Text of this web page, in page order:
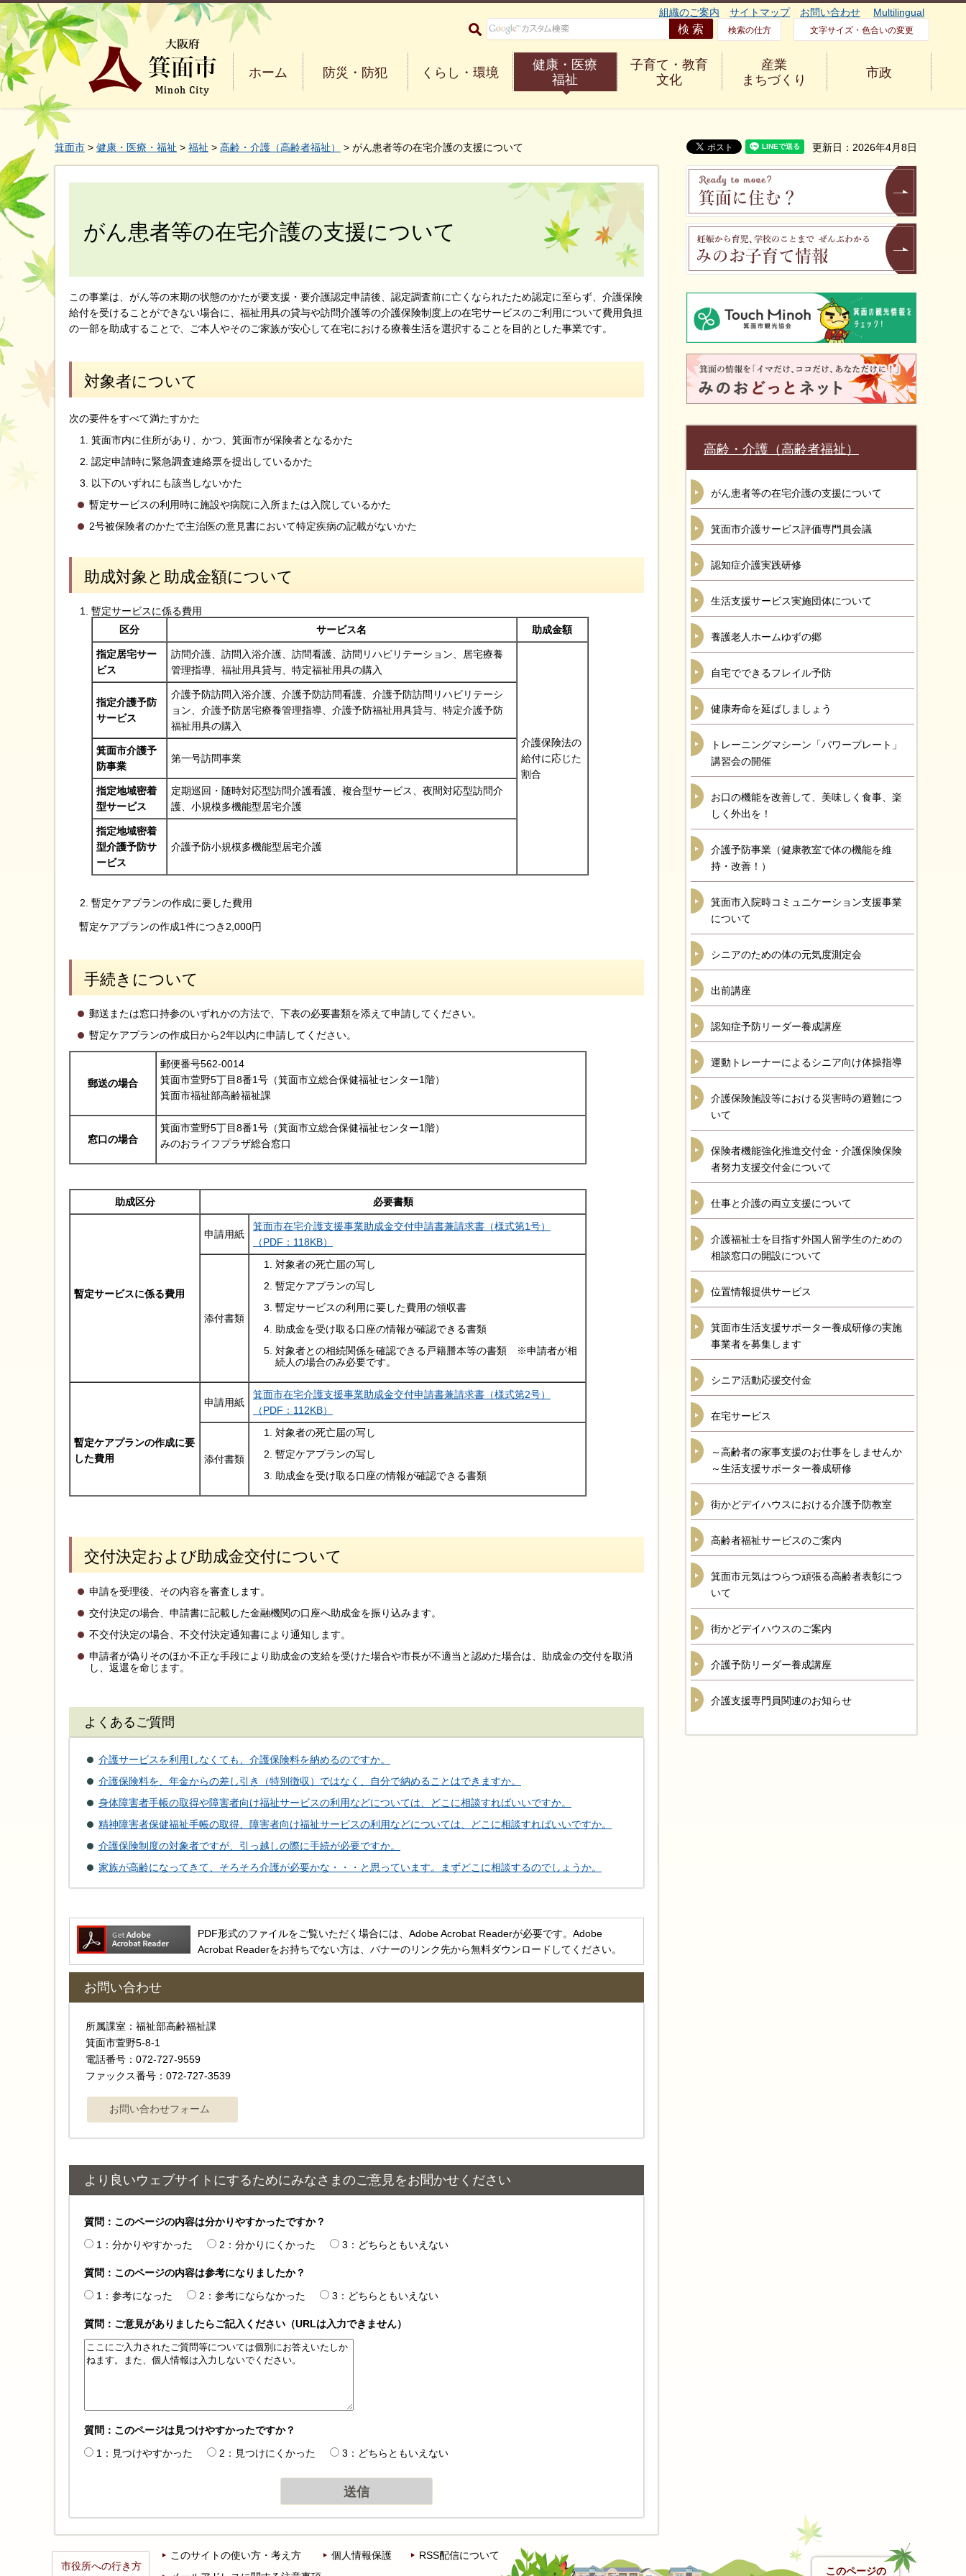
大阪府箕面市 Minoh City
組織のご案内 サイトマップ お問い合わせ Multilingual
検索の仕方 文字サイズ・色合いの変更
ホーム 防災・防犯 くらし・環境
健康・医療
福祉
子育て・教育
文化
産業
まちづくり
市政
箕面市 > 健康・医療・福祉 > 福祉 > 高齢・介護（高齢者福祉） > がん患者等の在宅介護の支援について 更新日：2026年4月8日
がん患者等の在宅介護の支援について
この事業は、がん等の末期の状態のかたが要支援・要介護認定申請後、認定調査前に亡くなられたため認定に至らず、介護保険
給付を受けることができない場合に、福祉用具の貸与や訪問介護等の介護保険制度上の在宅サービスのご利用について費用負担
の一部を助成することで、ご本人やそのご家族が安心して在宅における療養生活を選択することを目的とした事業です。
対象者について
次の要件をすべて満たすかた
箕面市内に住所があり、かつ、箕面市が保険者となるかた
認定申請時に緊急調査連絡票を提出しているかた
以下のいずれにも該当しないかた
暫定サービスの利用時に施設や病院に入所または入院しているかた
2号被保険者のかたで主治医の意見書において特定疾病の記載がないかた
助成対象と助成金額について
暫定サービスに係る費用
区分
サービス名 助成金額
指定居宅サー
ビス
訪問介護、訪問入浴介護、訪問看護、訪問リハビリテーション、居宅療養
管理指導、福祉用具貸与、特定福祉用具の購入
介護保険法の
給付に応じた
割合
指定介護予防
サービス
介護予防訪問入浴介護、介護予防訪問看護、介護予防訪問リハビリテーシ
ョン、介護予防居宅療養管理指導、介護予防福祉用具貸与、特定介護予防
福祉用具の購入
箕面市介護予
防事業
第一号訪問事業
指定地域密着
型サービス
定期巡回・随時対応型訪問介護看護、複合型サービス、夜間対応型訪問介
護、小規模多機能型居宅介護
指定地域密着
型介護予防サ
ービス
介護予防小規模多機能型居宅介護
暫定ケアプランの作成に要した費用
暫定ケアプランの作成1件につき2,000円
手続きについて
郵送または窓口持参のいずれかの方法で、下表の必要書類を添えて申請してください。
暫定ケアプランの作成日から2年以内に申請してください。
郵送の場合
郵便番号562-0014
箕面市萱野5丁目8番1号（箕面市立総合保健福祉センター1階）
箕面市福祉部高齢福祉課
窓口の場合
箕面市萱野5丁目8番1号（箕面市立総合保健福祉センター1階）
みのおライフプラザ総合窓口
助成区分 必要書類
暫定サービスに係る費用
申請用紙
箕面市在宅介護支援事業助成金交付申請書兼請求書（様式第1号）
（PDF：118KB）
添付書類
対象者の死亡届の写し
暫定ケアプランの写し
暫定サービスの利用に要した費用の領収書
助成金を受け取る口座の情報が確認できる書類
対象者との相続関係を確認できる戸籍謄本等の書類 ※申請者が相
続人の場合のみ必要です。
暫定ケアプランの作成に要
した費用
申請用紙
箕面市在宅介護支援事業助成金交付申請書兼請求書（様式第2号）
（PDF：112KB）
添付書類
対象者の死亡届の写し
暫定ケアプランの写し
助成金を受け取る口座の情報が確認できる書類
交付決定および助成金交付について
申請を受理後、その内容を審査します。
交付決定の場合、申請書に記載した金融機関の口座へ助成金を振り込みます。
不交付決定の場合、不交付決定通知書により通知します。
申請者が偽りそのほか不正な手段により助成金の支給を受けた場合や市長が不適当と認めた場合は、助成金の交付を取消
し、返還を命じます。
よくあるご質問
介護サービスを利用しなくても、介護保険料を納めるのですか。
介護保険料を、年金からの差し引き（特別徴収）ではなく、自分で納めることはできますか。
身体障害者手帳の取得や障害者向け福祉サービスの利用などについては、どこに相談すればいいですか。
精神障害者保健福祉手帳の取得、障害者向け福祉サービスの利用などについては、どこに相談すればいいですか。
介護保険制度の対象者ですが、引っ越しの際に手続が必要ですか。
家族が高齢になってきて、そろそろ介護が必要かな・・・と思っています。まずどこに相談するのでしょうか。
PDF形式のファイルをご覧いただく場合には、Adobe Acrobat Readerが必要です。Adobe
Acrobat Readerをお持ちでない方は、バナーのリンク先から無料ダウンロードしてください。
お問い合わせ
所属課室：福祉部高齢福祉課
箕面市萱野5-8-1
電話番号：072-727-9559
ファックス番号：072-727-3539
より良いウェブサイトにするためにみなさまのご意見をお聞かせください
質問：このページの内容は分かりやすかったですか？
1：分かりやすかった
2：分かりにくかった 3：どちらともいえない
質問：このページの内容は参考になりましたか？
1：参考になった
2：参考にならなかった 3：どちらともいえない
質問：ご意見がありましたらご記入ください（URLは入力できません）
質問：このページは見つけやすかったですか？
1：見つけやすかった
2：見つけにくかった 3：どちらともいえない
高齢・介護（高齢者福祉）
がん患者等の在宅介護の支援について
箕面市介護サービス評価専門員会議
認知症介護実践研修
生活支援サービス実施団体について
養護老人ホームゆずの郷
自宅でできるフレイル予防
健康寿命を延ばしましょう
トレーニングマシーン「パワープレート」
講習会の開催
お口の機能を改善して、美味しく食事、楽
しく外出を！
介護予防事業（健康教室で体の機能を維
持・改善！）
箕面市入院時コミュニケーション支援事業
について
シニアのための体の元気度測定会
出前講座
認知症予防リーダー養成講座
運動トレーナーによるシニア向け体操指導
介護保険施設等における災害時の避難につ
いて
保険者機能強化推進交付金・介護保険保険
者努力支援交付金について
仕事と介護の両立支援について
介護福祉士を目指す外国人留学生のための
相談窓口の開設について
位置情報提供サービス
箕面市生活支援サポーター養成研修の実施
事業者を募集します
シニア活動応援交付金
在宅サービス
～高齢者の家事支援のお仕事をしませんか
～生活支援サポーター養成研修
街かどデイハウスにおける介護予防教室
高齢者福祉サービスのご案内
箕面市元気はつらつ頑張る高齢者表彰につ
いて
街かどデイハウスのご案内
介護予防リーダー養成講座
介護支援専門員関連のお知らせ
このページの
市役所への行き方
このサイトの使い方・考え方 個人情報保護
RSS配信について